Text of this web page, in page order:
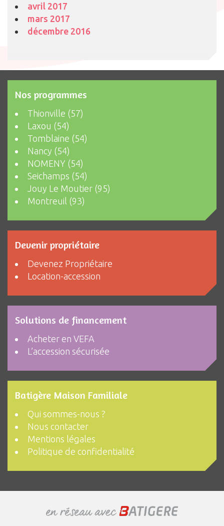
avril 2017
mars 2017
décembre 2016
Nos programmes
Thionville (57)
Laxou (54)
Tomblaine (54)
Nancy (54)
NOMENY (54)
Seichamps (54)
Jouy Le Moutier (95)
Montreuil (93)
Devenir propriétaire
Devenez Propriétaire
Location-accession
Solutions de financement
Acheter en VEFA
L’accession sécurisée
Batigère Maison Familiale
Qui sommes-nous ?
Nous contacter
Mentions légales
Politique de confidentialité